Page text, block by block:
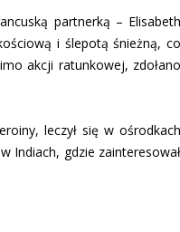
partnerką – Elisabeth
i ślepotą śnieżną, co
akcji ratunkowej, zdołano
leczył się w ośrodkach
Indiach, gdzie zainteresował